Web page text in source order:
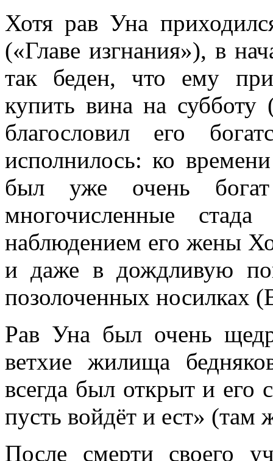
Хотя рав Уна
(«Главе изгнания»), в
так беден, что ему
купить вина на
благословил его
исполнилось: ко
был уже очень
многочисленные
наблюдением его жены
и даже в дождливую
позолоченных носилках
Рав Уна был очень
ветхие жилища
всегда был открыт и его
пусть войдёт и ест» (там
После смерти своего